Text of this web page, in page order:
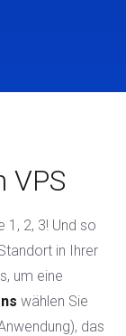
VPS
1, 2, 3! Und so
in Ihrer
um eine
wählen Sie
das